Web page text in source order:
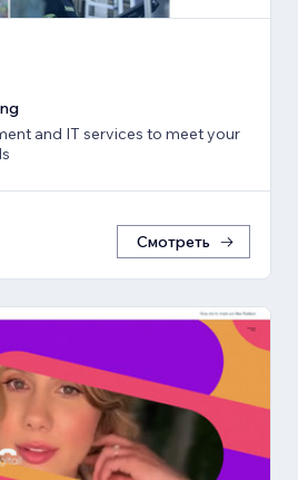
and IT services to meet your
Смотреть